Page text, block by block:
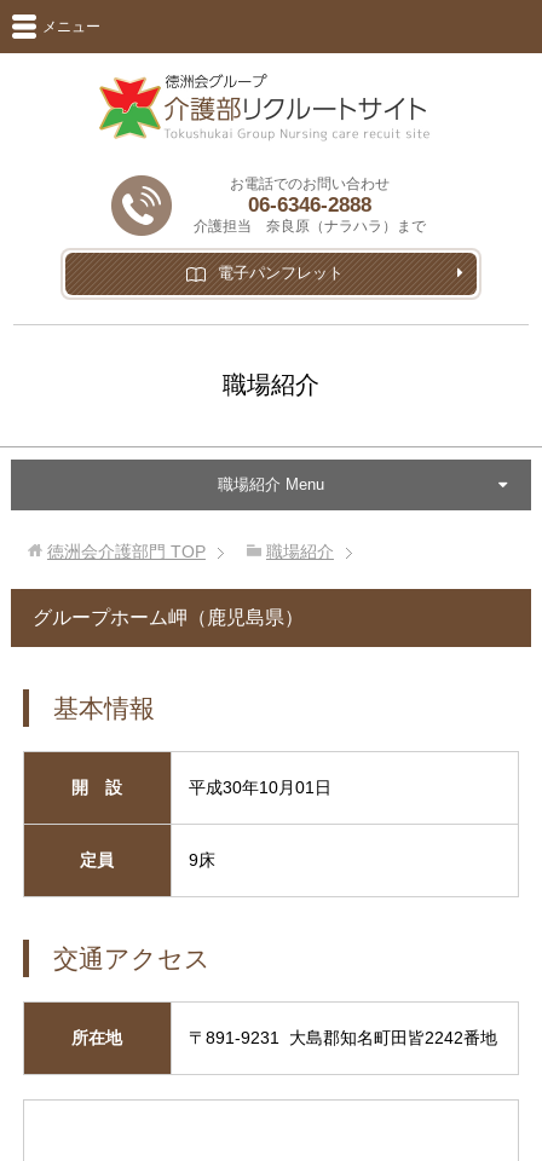
メニュー
お電話でのお問い合わせ
06-6346-2888
介護担当 奈良原（ナラハラ）まで
電子パンフレット
職場紹介
徳洲会介護部門 TOP 職場紹介
グループホーム岬（鹿児島県）
基本情報
開 設 平成30年10月01日
定員 9床
交通アクセス
所在地 〒891-9231 大島郡知名町田皆2242番地
職場紹介 Menu